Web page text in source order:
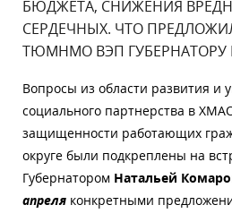
БЮДЖЕТА, СНИЖЕНИЯ
СЕРДЕЧНЫХ. ЧТО
ТЮМНМО ВЭП
Вопросы из области развития и
социального партнерства в
защищенности работающих
округе были подкреплены на
Губернатором Натальей
апреля конкретными